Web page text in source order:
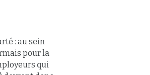
: au sein
pour la
qui